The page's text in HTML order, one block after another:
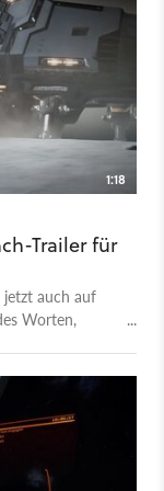
1:18
Trailer für
jetzt auch auf
Worten,
dann die
und nach